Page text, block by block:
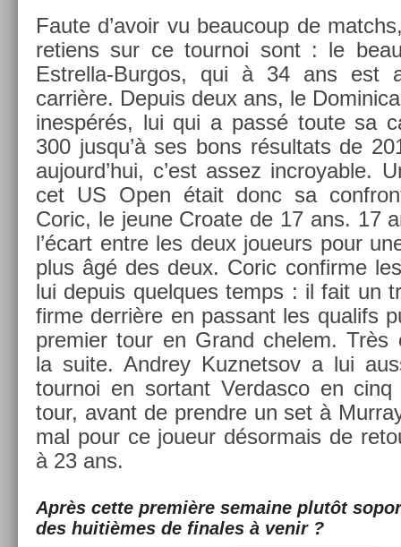
Faute d’avoir vu be­aucoup de
re­tiens sur ce tour­noi sont : le
Estrella-Burgos, qui à 34 ans est
carrière. De­puis deux ans, le
inespérés, lui qui a passé toute sa
300 jusqu’à ses bons résul­tats de
aujourd’hui, c’est assez in­croy­able.
cet US Open était donc sa
Coric, le jeune Croate de 17 ans. 17
l’écart entre les deux joueurs pour
plus âgé des deux. Coric con­fir­me
lui de­puis quel­ques temps : il fait un
fir­me derrière en pas­sant les qualifs
pre­mi­er tour en Grand chelem. Très
la suite. An­drey Kuz­netsov a lui
tour­noi en sor­tant Ver­dasco en
tour, avant de pre­ndre un set à
mal pour ce joueur désor­mais de
à 23 ans.
Après cette première semaine plutôt
des huitièmes de fin­ales à venir ?